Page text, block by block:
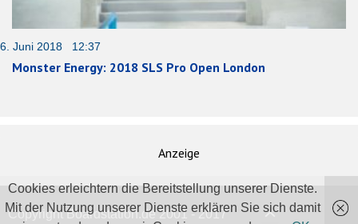
6. Juni 2018 12:37
Monster Energy: 2018 SLS Pro Open London
Anzeige
Copyright Boardstation.de 2001 - 2017
Cookies erleichtern die Bereitstellung unserer Dienste.
Mit der Nutzung unserer Dienste erklären Sie sich damit